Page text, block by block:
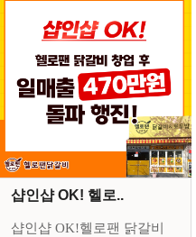
샵인샵 OK! 헬로..
샵인샵 OK!헬로팬 닭갈비